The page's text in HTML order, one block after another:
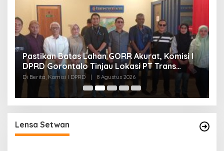
Pastikan Batas Lahan GORR Akurat, Komisi I
DPRD Gorontalo Tinjau Lokasi PT Trans
Continent.
Di Berita, Komisi I DPRD 8 Agustus 2026
Lensa Setwan